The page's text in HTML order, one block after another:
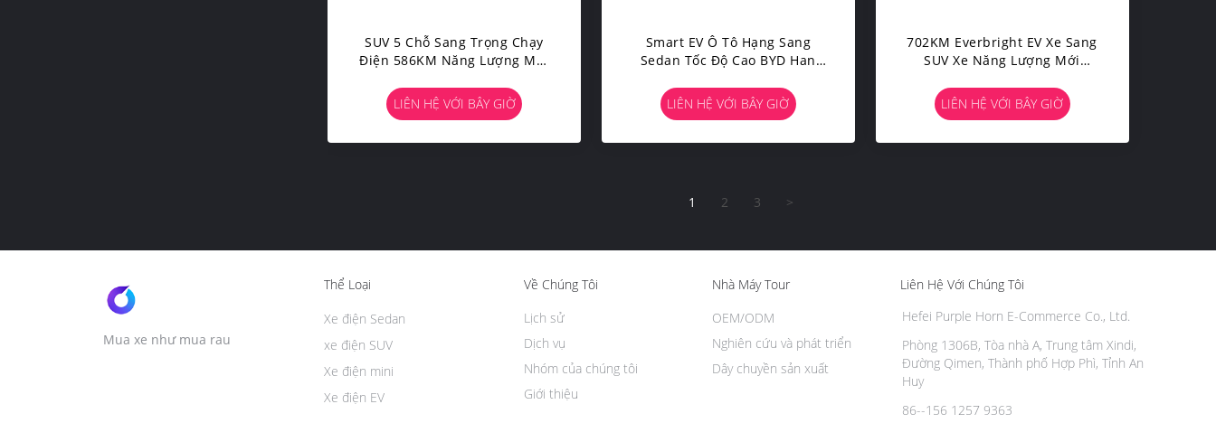
SUV 5 Chỗ Sang Trọng Chạy
Điện 586KM Năng Lượng Mới
LIÊN HỆ VỚI BÂY GIỜ
Smart EV Ô Tô Hạng Sang
Sedan Tốc Độ Cao BYD Han
LIÊN HỆ VỚI BÂY GIỜ
702KM Everbright EV Xe Sang
SUV Xe Năng Lượng Mới
LIÊN HỆ VỚI BÂY GIỜ
1 2 3 >
Mua xe như mua rau
Thể Loại
Xe điện EV
Xe điện Sedan
xe điện SUV
Xe điện mini
Về Chúng Tôi
Giới thiệu
Lịch sử
Dịch vụ
Nhóm của chúng tôi
Nhà Máy Tour
Dây chuyền sản xuất
OEM/ODM
Nghiên cứu và phát triển
Liên Hệ Với Chúng Tôi
Hefei Purple Horn E-Commerce Co., Ltd.
Phòng 1306B, Tòa nhà A, Trung tâm Xindi,
Đường Qimen, Thành phố Hợp Phì, Tỉnh An
Huy
86--156 1257 9363